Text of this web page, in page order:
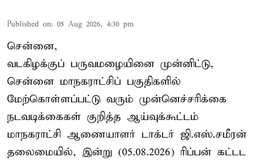
Published on: 05 Aug 2026, 4:30 pm
சென்னை,
வடகிழக்குப் பருவமழையினை முன்னிட்டு,
சென்னை மாநகராட்சிப் பகுதிகளில்
மேற்கொள்ளப்பட்டு வரும் முன்னெச்சரிக்கை
நடவடிக்கைகள் குறித்த ஆய்வுக்கூட்டம்
மாநகராட்சி ஆணையாளர் டாக்டர் ஜி.எஸ்.சமீரன்
தலைமையில், இன்று (05.08.2026) ரிப்பன் கட்டட